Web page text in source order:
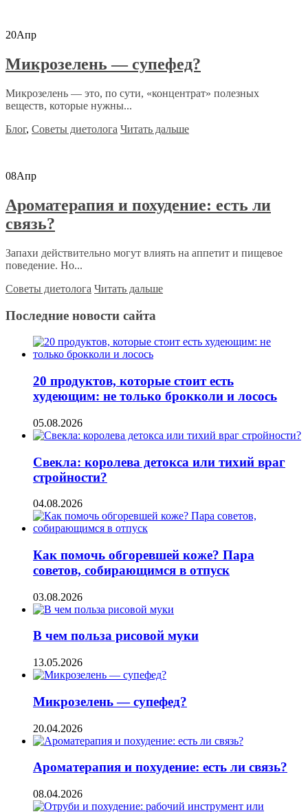
20Апр
Микрозелень — супефед?
Микрозелень — это, по сути, «концентрат» полезных
веществ, которые нужны...
Блог, Советы диетолога Читать дальше
08Апр
Ароматерапия и похудение: есть ли
связь?
Запахи действительно могут влиять на аппетит и пищевое
поведение. Но...
Советы диетолога Читать дальше
Последние новости сайта
20 продуктов, которые стоит есть
худеющим: не только брокколи и лосось
05.08.2026
Свекла: королева детокса или тихий враг
стройности?
04.08.2026
Как помочь обгоревшей коже? Пара
советов, собирающимся в отпуск
03.08.2026
В чем польза рисовой муки
13.05.2026
Микрозелень — супефед?
20.04.2026
Ароматерапия и похудение: есть ли связь?
08.04.2026